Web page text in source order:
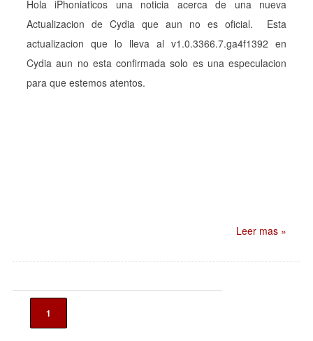
Hola iPhoniaticos una noticia acerca de una nueva
Actualizacion de Cydia que aun no es oficial. Esta
actualizacion que lo lleva al v1.0.3366.7.ga4f1392 en
Cydia aun no esta confirmada solo es una especulacion
para que estemos atentos.
Leer mas »
1